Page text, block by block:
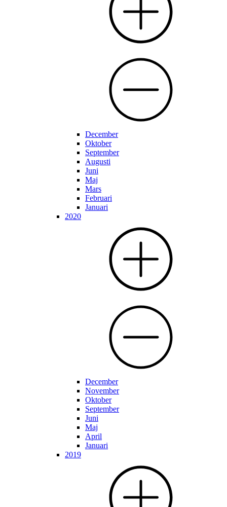
December
Oktober
September
Augusti
Juni
Maj
Mars
Februari
Januari
2020
December
November
Oktober
September
Juni
Maj
April
Januari
2019